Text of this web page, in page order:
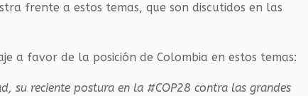
frente a estos temas, que son discutidos en las
a favor de la posición de Colombia en estos temas:
su reciente postura en la #COP28 contra las grandes